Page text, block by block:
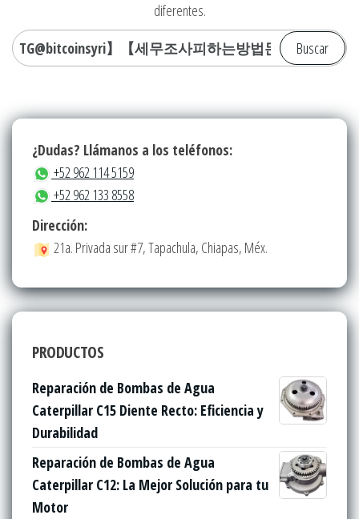
diferentes.
Buscar:
¿Dudas? Llámanos a los teléfonos:
+52 962 114 5159
+52 962 133 8558
Dirección:
21a. Privada sur #7, Tapachula, Chiapas, Méx.
PRODUCTOS
Reparación de Bombas de Agua
Caterpillar C15 Diente Recto: Eficiencia y
Durabilidad
Reparación de Bombas de Agua
Caterpillar C12: La Mejor Solución para tu
Motor